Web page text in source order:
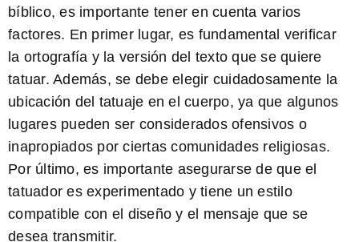
bíblico, es importante tener en cuenta varios
factores. En primer lugar, es fundamental verificar
la ortografía y la versión del texto que se quiere
tatuar. Además, se debe elegir cuidadosamente la
ubicación del tatuaje en el cuerpo, ya que algunos
lugares pueden ser considerados ofensivos o
inapropiados por ciertas comunidades religiosas.
Por último, es importante asegurarse de que el
tatuador es experimentado y tiene un estilo
compatible con el diseño y el mensaje que se
desea transmitir.